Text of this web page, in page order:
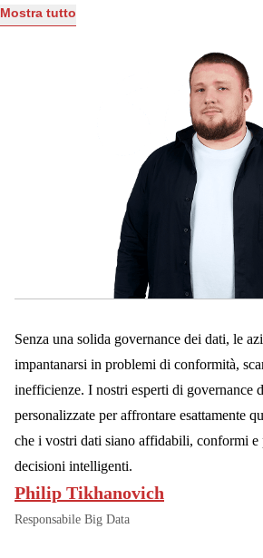
misura, li doteremo del know-how necessario per
Mostra tutto
Senza una solida governance dei dati, le
impantanarsi in problemi di conformità,
inefficienze. I nostri esperti di governance
personalizzate per affrontare esattamente
che i vostri dati siano affidabili, conformi e
decisioni intelligenti.
Philip Tikhanovich
Responsabile Big Data